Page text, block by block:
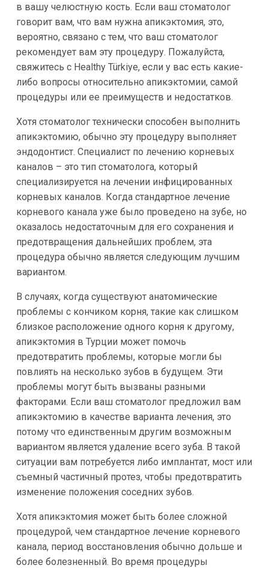
в вашу челюстную кость. Если ваш стоматолог
говорит вам, что вам нужна апикэктомия, это,
вероятно, связано с тем, что ваш стоматолог
рекомендует вам эту процедуру. Пожалуйста,
свяжитесь с Healthy Türkiye, если у вас есть какие-
либо вопросы относительно апикэктомии, самой
процедуры или ее преимуществ и недостатков.
Хотя стоматолог технически способен выполнить
апикэктомию, обычно эту процедуру выполняет
эндодонтист. Специалист по лечению корневых
каналов – это тип стоматолога, который
специализируется на лечении инфицированных
корневых каналов. Когда стандартное лечение
корневого канала уже было проведено на зубе, но
оказалось недостаточным для его сохранения и
предотвращения дальнейших проблем, эта
процедура обычно является следующим лучшим
вариантом.
В случаях, когда существуют анатомические
проблемы с кончиком корня, такие как слишком
близкое расположение одного корня к другому,
апикэктомия в Турции может помочь
предотвратить проблемы, которые могли бы
повлиять на несколько зубов в будущем. Эти
проблемы могут быть вызваны разными
факторами. Если ваш стоматолог предложил вам
апикэктомию в качестве варианта лечения, это
потому что единственным другим возможным
вариантом является удаление всего зуба. В такой
ситуации вам потребуется либо имплантат, мост или
съемный частичный протез, чтобы предотвратить
изменение положения соседних зубов.
Хотя апикэктомия может быть более сложной
процедурой, чем стандартное лечение корневого
канала, период восстановления обычно дольше и
более болезненный. Во время процедуры